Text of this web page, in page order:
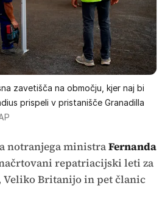
zavetišča na območju, kjer naj bi
prispeli v pristanišče Granadilla
notranjega ministraFernanda
repatriacijski leti za
Veliko Britanijo in pet članic